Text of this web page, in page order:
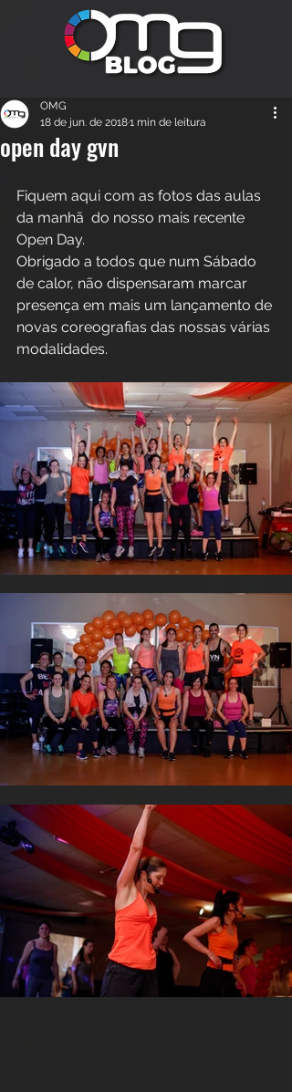
open day gvn
OMG
18 de jun. de 20181 min de leitura
Fiquem aqui com as fotos das aulas
da manhã  do nosso mais recente
Open Day.
Obrigado a todos que num Sábado
de calor, não dispensaram marcar
presença em mais um lançamento de
novas coreografias das nossas várias
modalidades.